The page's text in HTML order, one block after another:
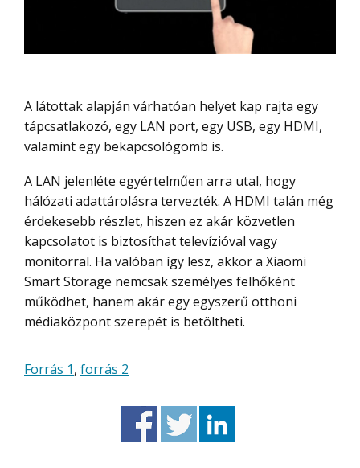
A látottak alapján várhatóan helyet kap rajta egy
tápcsatlakozó, egy LAN port, egy USB, egy HDMI,
valamint egy bekapcsológomb is.
A LAN jelenléte egyértelműen arra utal, hogy
hálózati adattárolásra tervezték. A HDMI talán még
érdekesebb részlet, hiszen ez akár közvetlen
kapcsolatot is biztosíthat televízióval vagy
monitorral. Ha valóban így lesz, akkor a Xiaomi
Smart Storage nemcsak személyes felhőként
működhet, hanem akár egy egyszerű otthoni
médiaközpont szerepét is betöltheti.
Forrás 1, forrás 2